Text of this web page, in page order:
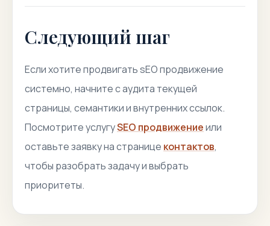
Следующий шаг
Если хотите продвигать sEO продвижение
системно, начните с аудита текущей
страницы, семантики и внутренних ссылок.
Посмотрите услугуSEO продвижениеили
оставьте заявку на странице контактов,
чтобы разобрать задачу и выбрать
приоритеты.